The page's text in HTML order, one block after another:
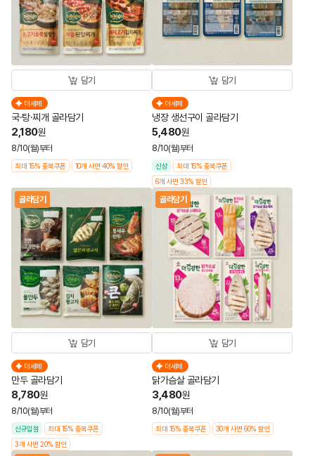
담기
더세페
국·탕·찌개 골라담기
2,180원
8/10(월)부터
최대 15% 중복쿠폰 10개 사면 40% 할인
담기
더세페
냉장 생선구이 골라담기
5,480원
8/10(월)부터
신상
최대 15% 중복쿠폰
6개 사면 33% 할인
골라담기
담기
더세페
만두 골라담기
8,780원
8/10(월)부터
신규입점
최대 15% 중복쿠폰
3개 사면 20% 할인
골라담기
담기
더세페
닭가슴살 골라담기
3,480원
8/10(월)부터
최대 15% 중복쿠폰 30개 사면 60% 할인